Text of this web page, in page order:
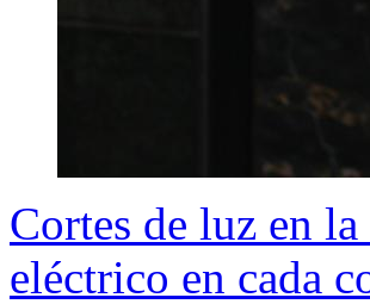
Cortes de luz en
eléctrico en cada